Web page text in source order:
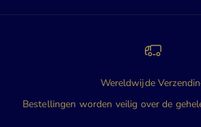
Wereldwijde
Bestellingen worden veilig over de